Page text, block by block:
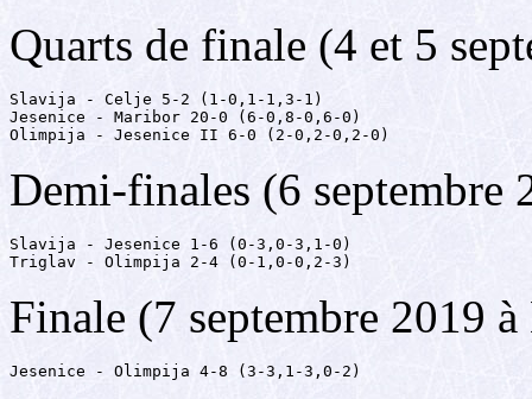
Quarts de finale (4 et 5
Slavija - Celje 5-2 (1-0,1-1,3-1)
Jesenice - Maribor 20-0 (6-0,8-0,6-0)
Olimpija - Jesenice II 6-0 (2-0,2-0,2-0)
Demi-finales (6 septembre
Slavija - Jesenice 1-6 (0-3,0-3,1-0)
Triglav - Olimpija 2-4 (0-1,0-0,2-3)
Finale (7 septembre 2019
Jesenice - Olimpija 4-8 (3-3,1-3,0-2)